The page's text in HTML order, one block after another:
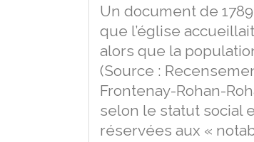
Un document de
que l’église
alors que la
(Source :
Frontenay-Rohan-
selon le statut social
réservées aux «